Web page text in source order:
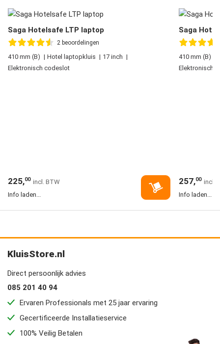
Saga Hotelsafe LTP laptop
2 beoordelingen
410 mm (B) Hotel laptopkluis
17 inch
Elektronisch codeslot
225,00
Info laden...
Saga
410 mm (B)
Elektronisch
257,00
Info laden...
KluisStore.nl
Direct persoonlijk advies
085 201 40 94
Ervaren Professionals met 25 jaar ervaring
Gecertificeerde Installatieservice
100% Veilig Betalen